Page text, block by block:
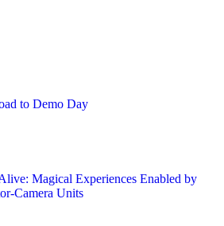
to Demo Day
Magical Experiences Enabled by
Camera Units